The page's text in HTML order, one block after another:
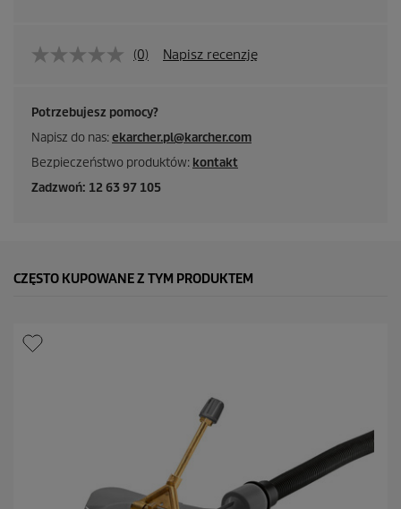
(0) Napisz recenzję
Potrzebujesz pomocy?
Napisz do nas:ekarcher.pl@karcher.com
Bezpieczeństwo produktów: kontakt
Zadzwoń: 12 63 97 105
CZĘSTO KUPOWANE Z TYM PRODUKTEM